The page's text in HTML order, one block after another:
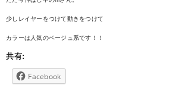
少しレイヤーをつけて動きをつけて
カラーは人気のベージュ系です！！
共有:
Facebook